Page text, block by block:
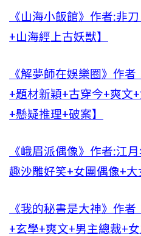
《山海小飯館》作者:非
+山海經上古妖獸】
《解夢師在娛樂圈》作
+題材新穎+古穿今+爽文
+懸疑推理+破案】
《峨眉派偶像》作者:江
趣沙雕好笑+女團偶像+大
《我的秘書是大神》作
+玄學+爽文+男主總裁+